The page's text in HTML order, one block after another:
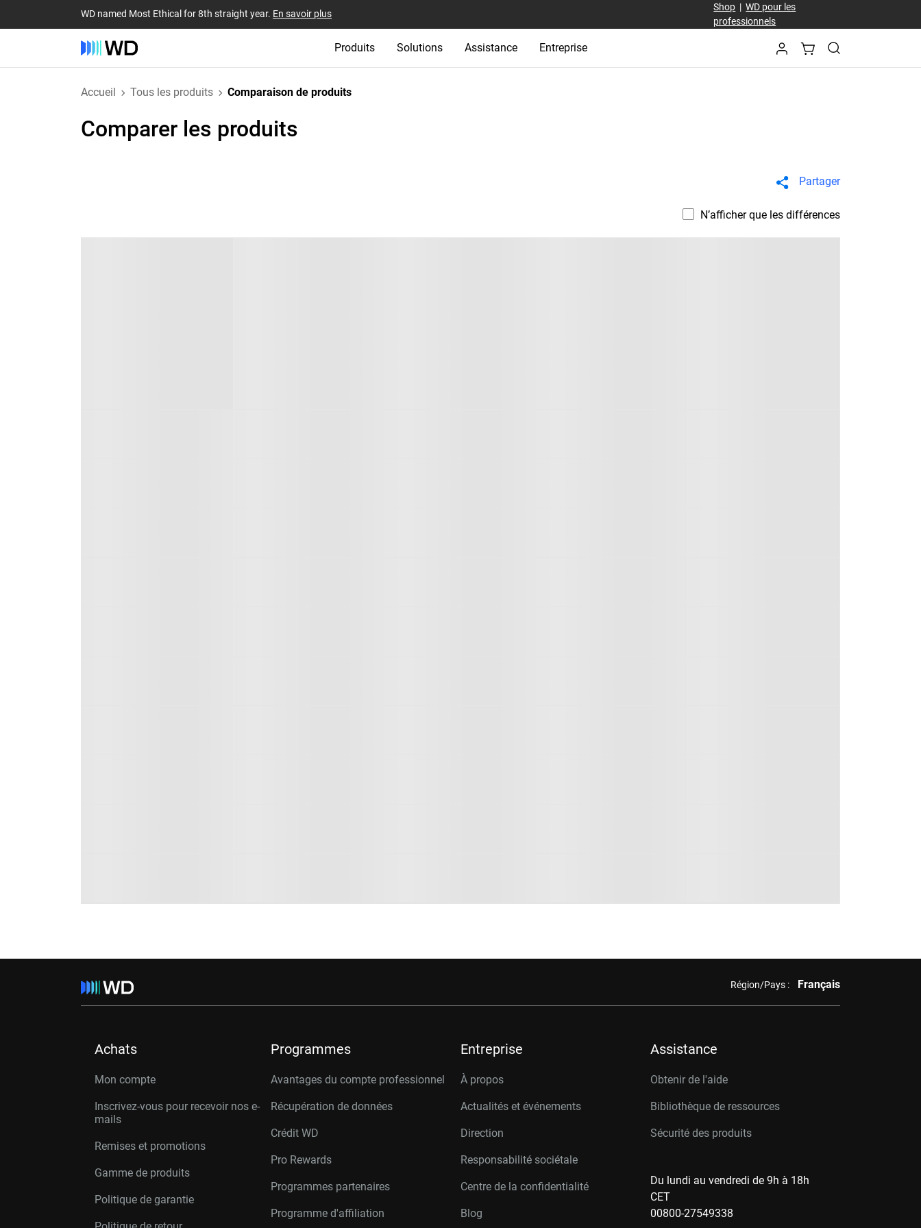
WD named Most Ethical for 8th straight year. En savoir plus
Shop |WD pour les
professionnels
Produits Solutions Assistance Entreprise
Accueil Tous les produits Comparaison de produits
Comparer les produits
Partager
N’afficher que les différences
Région/Pays : Français
Achats
Mon compte
Inscrivez-vous pour recevoir nos e-
mails
Remises et promotions
Gamme de produits
Politique de garantie
Programmes
Avantages du compte professionnel
Récupération de données
Crédit WD
Pro Rewards
Programmes partenaires
Programme d'affiliation
Entreprise
À propos
Actualités et événements
Direction
Responsabilité sociétale
Centre de la confidentialité
Blog
Assistance
Obtenir de l'aide
Bibliothèque de ressources
Sécurité des produits
Du lundi au vendredi de 9h à 18h
CET
00800-27549338